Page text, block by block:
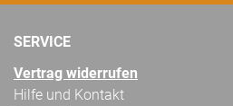
SERVICE
Vertrag widerrufen
Hilfe und Kontakt